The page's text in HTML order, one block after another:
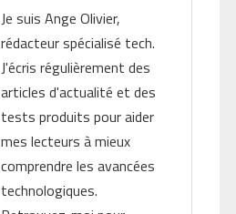
Je suis Ange Olivier,
rédacteur spécialisé tech.
J'écris régulièrement des
articles d'actualité et des
tests produits pour aider
mes lecteurs à mieux
comprendre les avancées
technologiques.